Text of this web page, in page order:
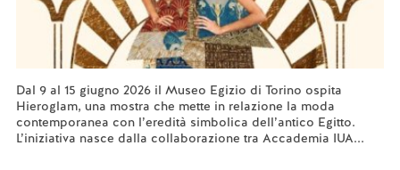
Dal 9 al 15 giugno 2026 il Museo Egizio di Torino ospita
Hieroglam, una mostra che mette in relazione la moda
contemporanea con l’eredità simbolica dell’antico Egitto.
L’iniziativa nasce dalla collaborazione tra Accademia IUA...